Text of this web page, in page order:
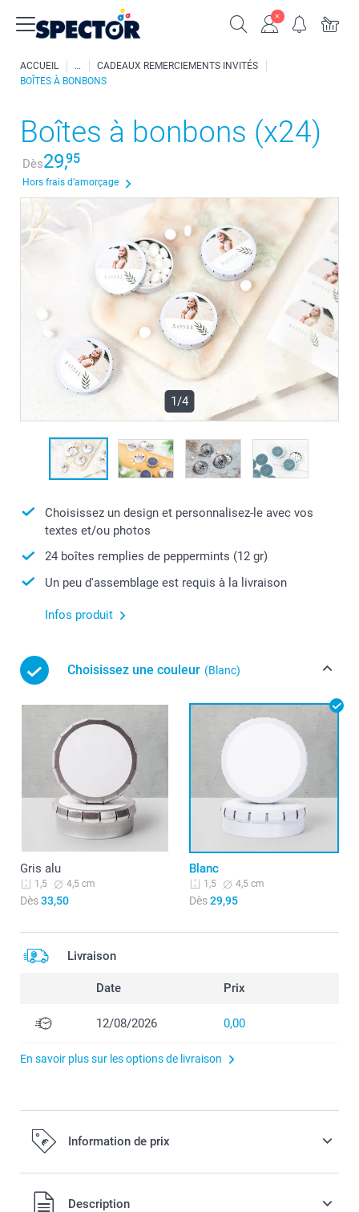
ACCUEIL
CADEAUX REMERCIEMENTS INVITÉS
BOÎTES À BONBONS
Boîtes à bonbons (x24)
Dès29,95
Hors frais d’amorçage
1/4
Choisissez un design et personnalisez-le avec vos
textes et/ou photos
24 boîtes remplies de peppermints (12 gr)
Un peu d'assemblage est requis à la livraison
Infos produit
Choisissez une couleur (Blanc)
Gris alu
1,5 4,5 cm
Dès33,50
Blanc
1,5 4,5 cm
Dès29,95
Livraison
Date Prix
12/08/2026 0,00
En savoir plus sur les options de livraison
Information de prix
Tous les prix sont TVA incluse
Description